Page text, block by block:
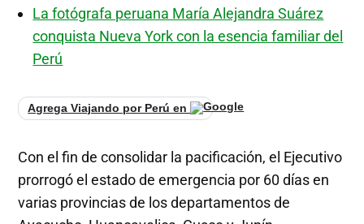
La fotógrafa peruana María Alejandra Suárez
conquista Nueva York con la esencia familiar del
Perú
Agrega Viajando por Perú en
Con el fin de consolidar la pacificación, el Ejecutivo
prorrogó el estado de emergencia por 60 días en
varias provincias de los departamentos de